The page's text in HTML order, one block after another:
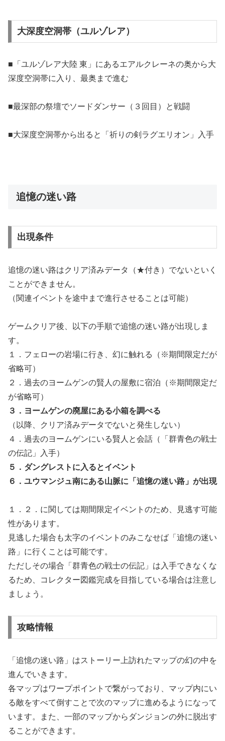
大深度空洞帯（ユルゾレア）
■「ユルゾレア大陸 東」にあるエアルクレーネの奥から大
深度空洞帯に入り、最奥まで進む
■最深部の祭壇でソードダンサー（３回目）と戦闘
■大深度空洞帯から出ると「祈りの剣ラグエリオン」入手
追憶の迷い路
出現条件
追憶の迷い路はクリア済みデータ（★付き）でないといく
ことができません。
（関連イベントを途中まで進行させることは可能）
ゲームクリア後、以下の手順で追憶の迷い路が出現しま
す。
１．フェローの岩場に行き、幻に触れる（※期間限定だが
省略可）
２．過去のヨームゲンの賢人の屋敷に宿泊（※期間限定だ
が省略可）
３．ヨームゲンの廃屋にある小箱を調べる
（以降、クリア済みデータでないと発生しない）
４．過去のヨームゲンにいる賢人と会話（「群青色の戦士
の伝記」入手）
５．ダングレストに入るとイベント
６．ユウマンジュ南にある山脈に「追憶の迷い路」が出現
１．２．に関しては期間限定イベントのため、見逃す可能
性があります。
見逃した場合も太字のイベントのみこなせば「追憶の迷い
路」に行くことは可能です。
ただしその場合「群青色の戦士の伝記」は入手できなくな
るため、コレクター図鑑完成を目指している場合は注意し
ましょう。
攻略情報
「追憶の迷い路」はストーリー上訪れたマップの幻の中を
進んでいきます。
各マップはワープポイントで繋がっており、マップ内にい
る敵をすべて倒すことで次のマップに進めるようになって
います。また、一部のマップからダンジョンの外に脱出す
ることができます。